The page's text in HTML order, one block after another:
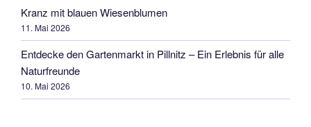
Kranz mit blauen Wiesenblumen
11. Mai 2026
Entdecke den Gartenmarkt in Pillnitz – Ein Erlebnis für alle
Naturfreunde
10. Mai 2026